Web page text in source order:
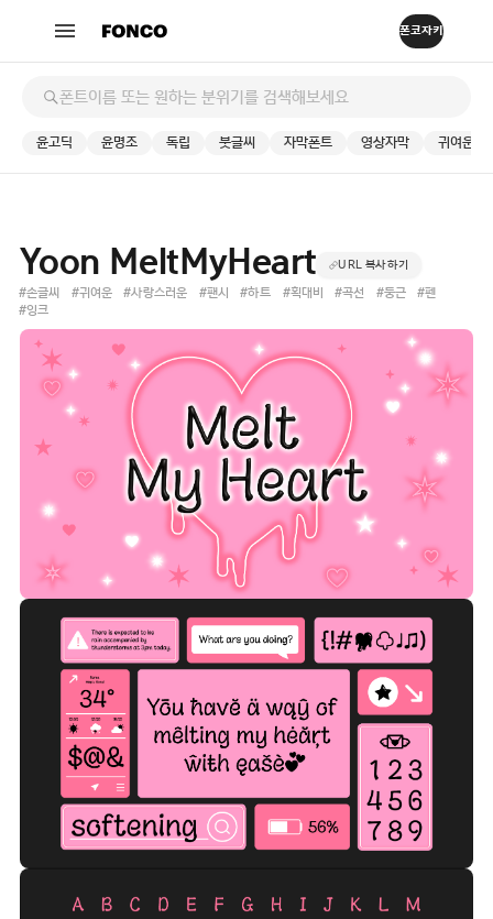
윤고딕 윤명조 독립 붓글씨 자막폰트 영상자막 귀여운
Yoon MeltMyHeart URL 복사하기
#손글씨 #귀여운 #사랑스러운 #팬시 #하트 #획대비 #곡선 #둥근
#펜
#잉크